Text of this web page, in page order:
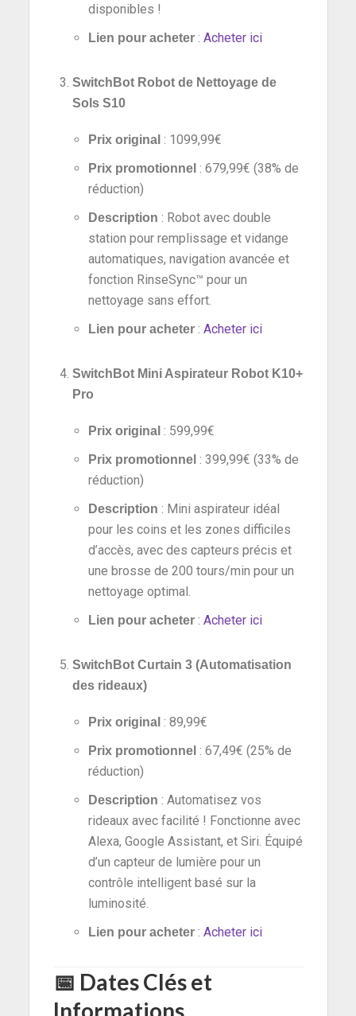
disponibles !
Lien pour acheter: Acheter ici
SwitchBot Robot de Nettoyage de
Sols S10
Prix original : 1099,99€
Prix promotionnel : 679,99€ (38% de
réduction)
Description : Robot avec double
station pour remplissage et vidange
automatiques, navigation avancée et
fonction RinseSync™ pour un
nettoyage sans effort.
Lien pour acheter: Acheter ici
SwitchBot Mini Aspirateur Robot K10+
Pro
Prix original : 599,99€
Prix promotionnel : 399,99€ (33% de
réduction)
Description : Mini aspirateur idéal
pour les coins et les zones difficiles
d’accès, avec des capteurs précis et
une brosse de 200 tours/min pour un
nettoyage optimal.
Lien pour acheter: Acheter ici
SwitchBot Curtain 3 (Automatisation
des rideaux)
Prix original : 89,99€
Prix promotionnel : 67,49€ (25% de
réduction)
Description : Automatisez vos
rideaux avec facilité ! Fonctionne avec
Alexa, Google Assistant, et Siri. Équipé
d’un capteur de lumière pour un
contrôle intelligent basé sur la
luminosité.
Lien pour acheter: Acheter ici
📅 Dates Clés et
Informations